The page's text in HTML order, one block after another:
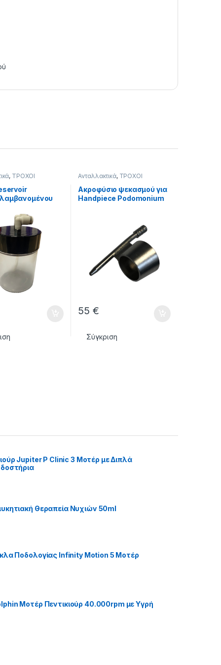
, ΤΡΟΧΟΙ
Ecomonium
Ανταλλακτικά, ΤΡΟΧΟΙ
Ακροφύσιο ψεκασμού για
Handpiece Podomonium
55€
Σύγκριση
Jupiter P Clinic 3 Μοτέρ με Διπλά
Θεραπεία Νυχιών 50ml
Ποδολογίας Infinity Motion 5 Μοτέρ
Μοτέρ Πεντικιούρ 40.000rpm με Υγρή